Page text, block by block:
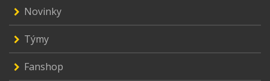
Novinky
Týmy
Fanshop